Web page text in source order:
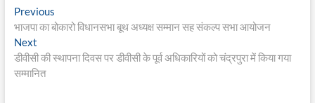
Post
navigation
PreviousPrevious
post:
भाजपा का बोकारो विधानसभा बूथ अध्यक्ष सम्मान सह संकल्प सभा आयोजन
NextNext
post:
डीवीसी की स्थापना दिवस पर डीवीसी के पूर्व अधिकारियों को चंद्रपुरा में किया गया
सम्मानित